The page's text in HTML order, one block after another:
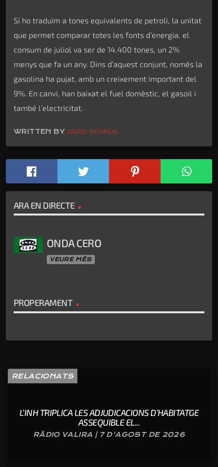
Si ho traduïm a tones equivalents de petroli, la unitat
que permet comparar totes les fonts d’energia, el
consum de juliol va ser de 14.400 tones, un 2%
menys que fa un any. Dins d’aquest conjunt, només la
gasolina ha pujat, amb un creixement important del
9%. En canvi, han baixat el fuel domèstic, el gasoil i
també l’electricitat.
WRITTEN BYINGRID MONREAL
ARA EN DIRECTE
ONDA CERO
VEURE MÉS
PROPERAMENT
RELACIONATS
L’INH TRIPLICA LES ADJUDICACIONS D’HABITATGE
ASSEQUIBLE EL...
RÀDIO VALIRA | 7 D'AGOST DE 2026